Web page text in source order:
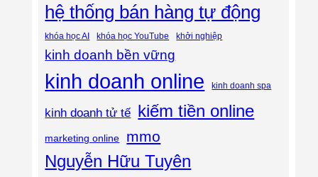
hệ thống bán hàng tự động
khóa học AI khóa học YouTube khởi nghiệp
kinh doanh bền vững
kinh doanh online kinh doanh spa
kinh doanh tử tế kiếm tiền online
marketing online mmo
Nguyễn Hữu Tuyên